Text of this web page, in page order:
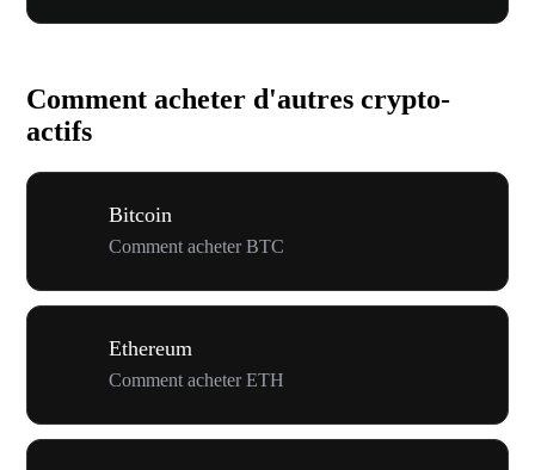
Comment acheter d'autres crypto-
actifs
Bitcoin
Comment acheter BTC
Ethereum
Comment acheter ETH